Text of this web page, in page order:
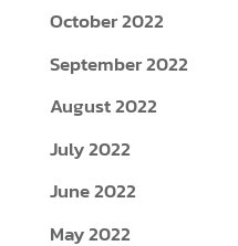
July 2022
June 2022
May 2022
April 2022
March 2022
February 2022